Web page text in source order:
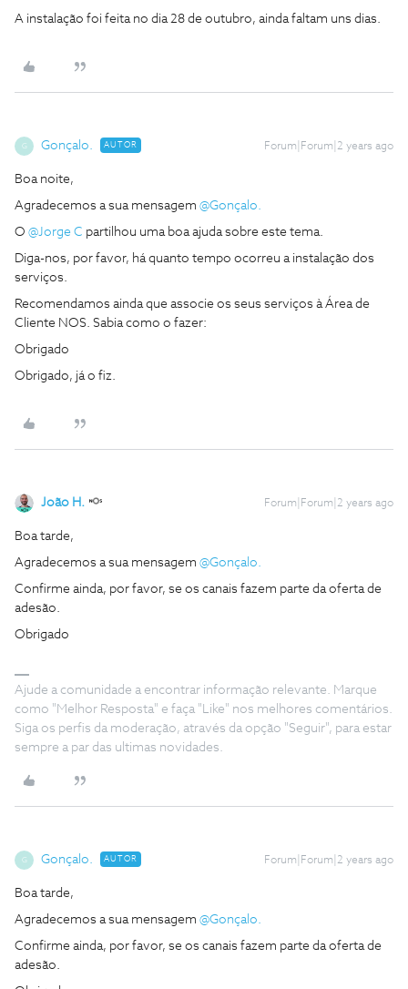
A instalação foi feita no dia 28 de outubro, ainda faltam uns dias.
G Gonçalo. AUTOR Forum|Forum|2 years ago
Boa noite,
Agradecemos a sua mensagem @Gonçalo.
O @Jorge C partilhou uma boa ajuda sobre este tema.
Diga-nos, por favor, há quanto tempo ocorreu a instalação dos
serviços.
Recomendamos ainda que associe os seus serviços à Área de
Cliente NOS. Sabia como o fazer:
Obrigado
Obrigado, já o fiz.
João H. Forum|Forum|2 years ago
Boa tarde,
Agradecemos a sua mensagem @Gonçalo.
Confirme ainda, por favor, se os canais fazem parte da oferta de
adesão.
Obrigado
Ajude a comunidade a encontrar informação relevante. Marque
como "Melhor Resposta" e faça "Like" nos melhores comentários.
Siga os perfis da moderação, através da opção "Seguir", para estar
sempre a par das ultimas novidades.
G Gonçalo. AUTOR Forum|Forum|2 years ago
Boa tarde,
Agradecemos a sua mensagem @Gonçalo.
Confirme ainda, por favor, se os canais fazem parte da oferta de
adesão.